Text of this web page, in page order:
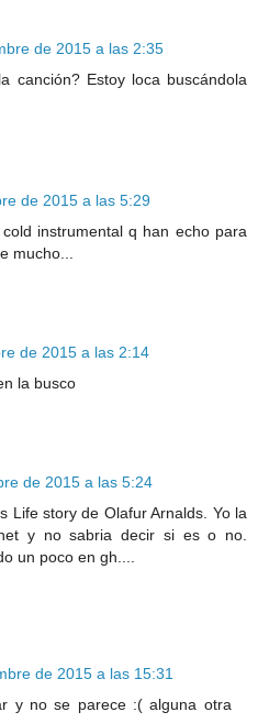
de 2015 a las 2:35
canción? Estoy loca buscándola
de 2015 a las 5:29
instrumental q han echo para
mucho...
de 2015 a las 2:14
la busco
de 2015 a las 5:24
Life story de Olafur Arnalds. Yo la
y no sabria decir si es o no.
un poco en gh....
de 2015 a las 15:31
y no se parece :( alguna otra